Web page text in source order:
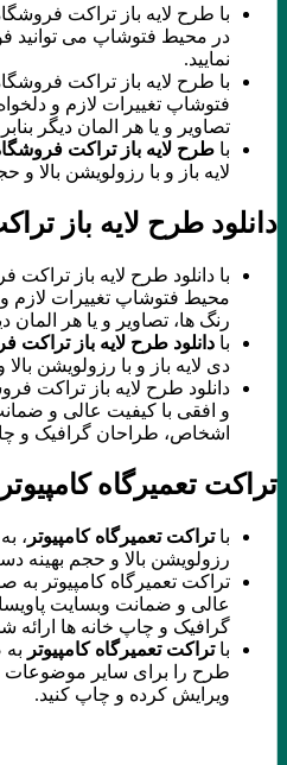
با طرح لایه باز تراکت فروشگاه
در محیط فتوشاپ می توانید
نمایید.
با طرح لایه باز تراکت
فتوشاپ تغییرات لازم و
تصاویر و یا هر المان دیگر
باطرح لایه باز تراکت فروشگاه
لایه باز و با رزولویشن بالا و
دانلود طرح لایه باز
با دانلود طرح لایه باز تراکت
محیط فتوشاپ تغییرات لازم و
رنگ ها، تصاویر و یا هر المان
بادانلود طرح لایه باز تراکت
دی لایه باز و با رزولویشن
دانلود طرح لایه باز تراکت
و افقی با کیفیت عالی و
اشخاص، طراحان گرافیک و
تراکت تعمیرگاه کامپیوتر
باتراکت تعمیرگاه کامپیوتر، به
رزولویشن بالا و حجم بهینه
تراکت تعمیرگاه کامپیوتر
عالی و ضمانت وبسایت
گرافیک و چاپ خانه ها ارائه
باتراکت تعمیرگاه کامپیوتربه
طرح را برای سایر موضوعات
ویرایش کرده و چاپ کنید.